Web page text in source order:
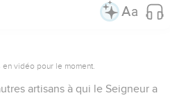
vidéo pour le moment.
artisans à qui le Seigneur a